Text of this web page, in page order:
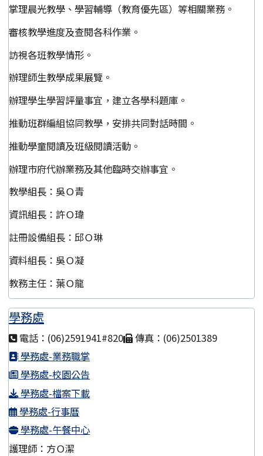
掌理晨光教學、學習輔導（教育優先區）等相關業務。
審核教學進度及查閱各科作業。
訪視各班教學情形。
辦理師生教學成果展覽。
辦理學生學習評量事宜，建立各學科題庫。
推動班群編組協同教學，安排共同對話時間。
推動學童閱讀及班級閱讀活動。
辦理市府代辦業務及其他臨時交辦事宜。
教學組長：吳Ｏ青
資訊組長：許Ｏ瑋
註冊設備組長：邱Ｏ琳
資料組長：吳Ｏ凝
教務主任：葉Ｏ龍
學務處
電話：(06)2591941#820
傳真：(06)2501389
學務處-業務職掌
學務處-校園公告
學務處-檔案下載
學務處-行事曆
學務處-午餐中心
護理師：方Ｏ潔